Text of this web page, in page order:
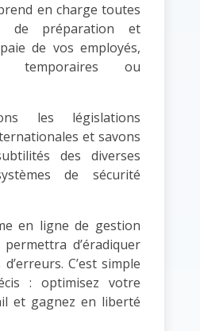
en charge toutes
de préparation et
de vos employés,
temporaires ou
les législations
et savons
des diverses
de sécurité
en ligne de gestion
d’éradiquer
C’est simple
: optimisez votre
et gagnez en liberté